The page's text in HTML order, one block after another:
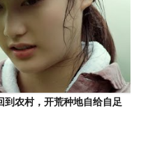
到农村，开荒种地自给自足